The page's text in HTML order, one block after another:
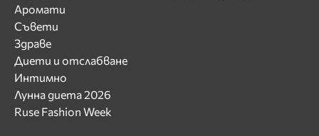
Аромати
Съвети
Здраве
Диети и отслабване
Интимно
Лунна диета 2026
Ruse Fashion Week